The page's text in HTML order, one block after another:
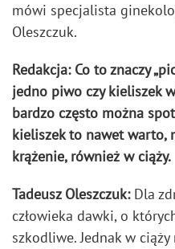
mówi specjalista
Oleszczuk.
Redakcja: Co to znaczy
jedno piwo czy kieliszek
bardzo często można
kieliszek to nawet warto,
krążenie, również w ciąży.
Tadeusz Oleszczuk:Dla
człowieka dawki, o
szkodliwe. Jednak w